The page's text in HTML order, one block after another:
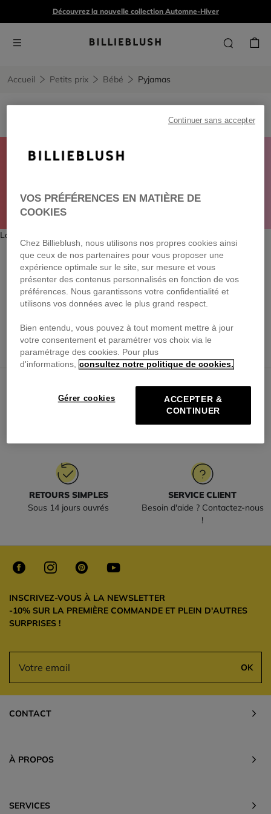
Découvrez la nouvelle collection Automne-Hiver
Accueil Petits prix Bébé Pyjamas
1 produit
CONNECTEZ-VOUS POUR PROFITER D'UNE RÉDUCTION
FILLEGARÇON ADOBÉBÉVOIR TOUT
La page ne possède aucun contenu.
RETOURS SIMPLES
Sous 14 jours ouvrés
SERVICE CLIENT
Besoin d'aide ? Contactez-nous
!
INSCRIVEZ-VOUS À LA NEWSLETTER
-10% SUR LA PREMIÈRE COMMANDE ET PLEIN D'AUTRES
SURPRISES !
OK
CONTACT
À PROPOS
SERVICES
VOS PRÉFÉRENCES EN MATIÈRE DE
COOKIES
Chez Billieblush, nous utilisons nos propres cookies ainsi
que ceux de nos partenaires pour vous proposer une
expérience optimale sur le site, sur mesure et vous
présenter des contenus personnalisés en fonction de vos
préférences. Nous garantissons votre confidentialité et
utilisons vos données avec le plus grand respect.
Bien entendu, vous pouvez à tout moment mettre à jour
votre consentement et paramétrer vos choix via le
paramétrage des cookies. Pour plus
d'informations, consultez notre politique de cookies.
Gérer cookies
ACCEPTER &
CONTINUER
Continuer sans accepter